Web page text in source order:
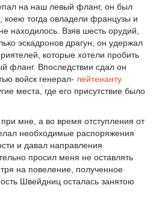
на наш левый фланг, он был
коею тогда овладели французы и
находилось. Взяв шесть орудий,
эскадронов драгун, он удержал
которые хотели пробить
фланг. Впоследствии сдал он
войск генерал- лейтенанту
места, где его присутствие было
мне, а во время отступления от
необходимые распоряжения
и давал направления
просил меня не оставлять
на повеление, полученное
Швейдниц осталась занятою